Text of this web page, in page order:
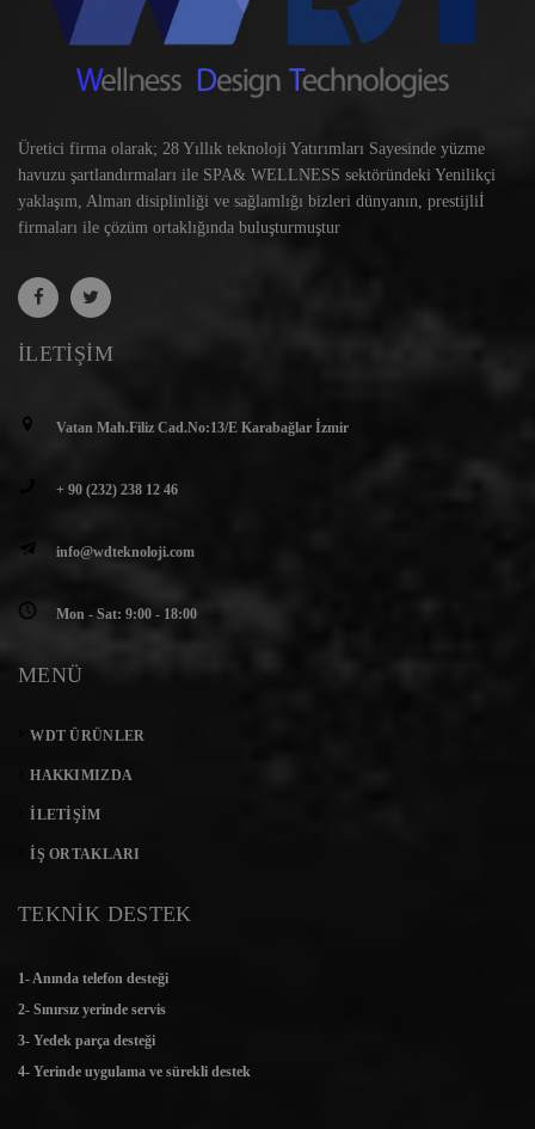
Üretici firma olarak; 28 Yıllık teknoloji Yatırımları Sayesinde yüzme
havuzu şartlandırmaları ile SPA& WELLNESS sektöründeki Yenilikçi
yaklaşım, Alman disiplinliği ve sağlamlığı bizleri dünyanın, prestijliİ
firmaları ile çözüm ortaklığında buluşturmuştur
İLETIŞIM
Vatan Mah.Filiz Cad.No:13/E Karabağlar İzmir
+ 90 (232) 238 12 46
info@wdteknoloji.com
Mon - Sat: 9:00 - 18:00
MENÜ
WDT ÜRÜNLER
HAKKIMIZDA
İLETIŞIM
İŞ ORTAKLARI
TEKNİK DESTEK
1- Anında telefon desteği
2- Sınırsız yerinde servis
3- Yedek parça desteği
4- Yerinde uygulama ve sürekli destek